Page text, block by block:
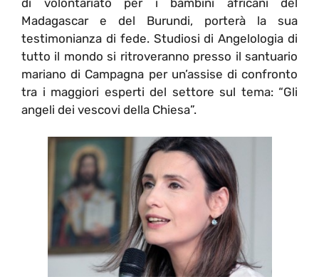
Madagascar e del Burundi, porterà la sua
testimonianza di fede. Studiosi di Angelologia di
tutto il mondo si ritroveranno presso il santuario
mariano di Campagna per un’assise di confronto
tra i maggiori esperti del settore sul tema: “Gli
angeli dei vescovi della Chiesa”.